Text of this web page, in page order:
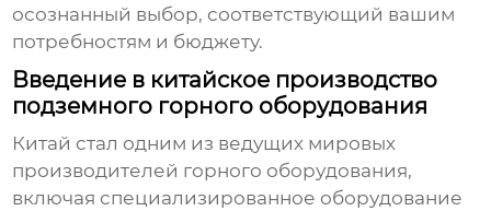
осознанный выбор, соответствующий вашим
потребностям и бюджету.
Введение в китайское производство
подземного горного оборудования
Китай стал одним из ведущих мировых
производителей горного оборудования,
включая специализированное оборудование